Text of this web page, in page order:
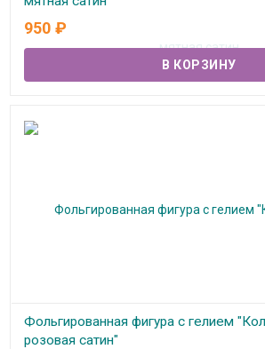
В наличии
950 ₽
Фольгированная фигура с гелием
розовая сатин"